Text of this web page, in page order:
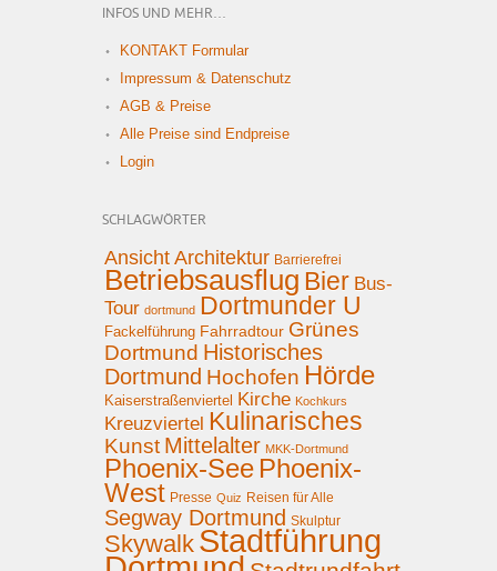
INFOS UND MEHR…
KONTAKT Formular
Impressum & Datenschutz
AGB & Preise
Alle Preise sind Endpreise
Login
SCHLAGWÖRTER
Ansicht Architektur Barrierefrei
Betriebsausflug Bier Bus-
Tour dortmund Dortmunder U
Fackelführung Fahrradtour Grünes
Dortmund Historisches
Dortmund Hochofen Hörde
Kaiserstraßenviertel Kirche Kochkurs
Kreuzviertel Kulinarisches
Kunst Mittelalter MKK-Dortmund
Phoenix-See Phoenix-
West Presse Quiz Reisen für Alle
Segway Dortmund Skulptur
Skywalk Stadtführung